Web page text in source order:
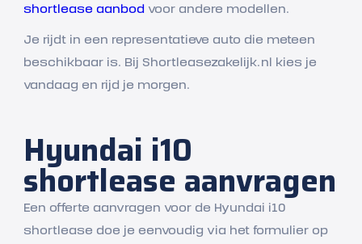
shortlease aanbod voor andere modellen.
Je rijdt in een representatieve auto die meteen
beschikbaar is. Bij Shortleasezakelijk.nl kies je
vandaag en rijd je morgen.
Hyundai i10
shortlease aanvragen
Een offerte aanvragen voor de Hyundai i10
shortlease doe je eenvoudig via het formulier op